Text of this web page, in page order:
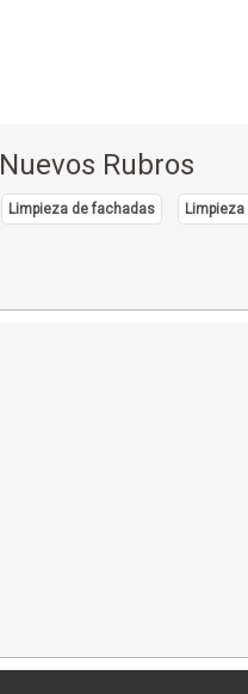
Nuevos Rubros
Limpieza de fachadas